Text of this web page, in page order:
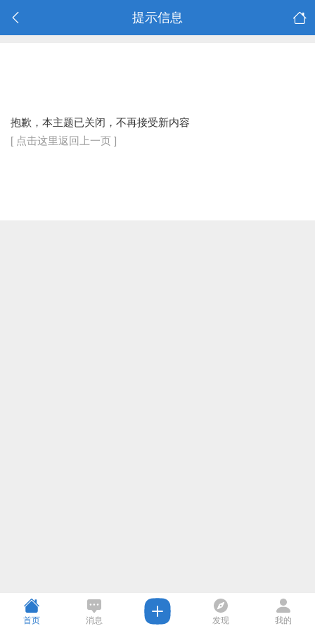
提示信息
抱歉，本主题已关闭，不再接受新内容
[ 点击这里返回上一页 ]
首页 消息 发现 我的